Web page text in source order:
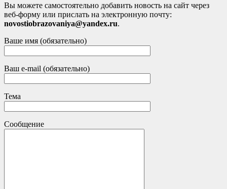
Вы можете самостоятельно добавить новость на сайт через
веб-форму или прислать на электронную почту:
novostiobrazovaniya@yandex.ru.
Ваше имя (обязательно)
Ваш e-mail (обязательно)
Тема
Сообщение